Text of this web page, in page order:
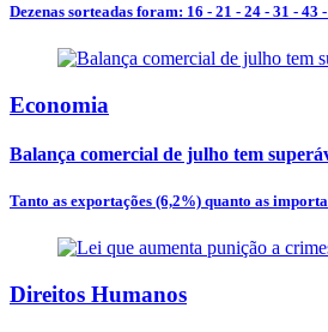
Dezenas sorteadas foram: 16 - 21 - 24 - 31 - 43
Economia
Balança comercial de julho tem
Tanto as exportações (6,2%) quanto as
Direitos Humanos